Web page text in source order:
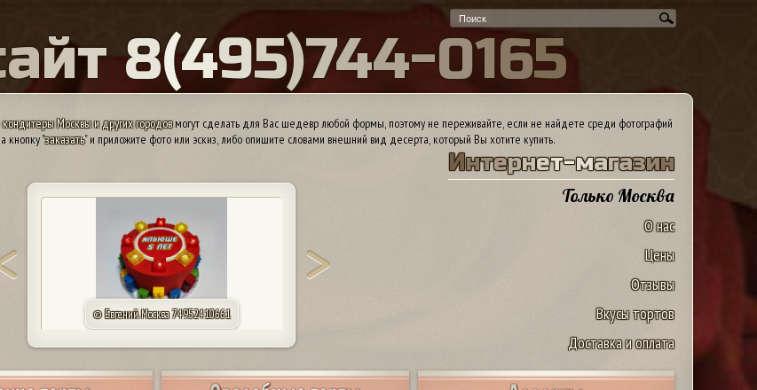
айт 8(495)744-0165
Москвы и других городовмогут сделать для Вас шедевр любой формы, поэтому не переживайте, если не найдете среди фотографий
кнопку "заказать" и приложите фото или эскиз, либо опишите словами внешний вид десерта, который Вы хотите купить.
Интернет-магазин
Только Москва
О нас
Цены
Отзывы
Вкусы тортов
Доставка и оплата
© Евгений. Москва 74952410661